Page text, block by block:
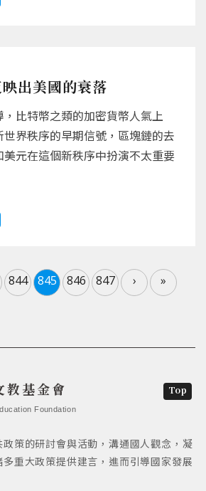
出美國的衰落
，比特幣之類的加密貨幣人氣上
界秩序的早期信號，區塊鏈的去
元在這個新秩序中扮演不太重要
844 845 846 847 › »
教基金會
Foundation
策的研討會與活動，溝通國人觀念，凝
重大政策提供建言，進而引導國家發展
Top